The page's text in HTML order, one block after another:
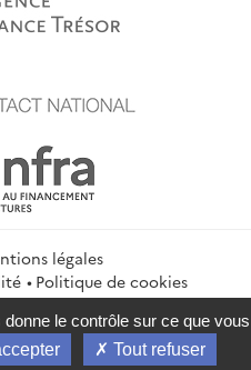
légales
Politique de cookies
Flux RSS
info.gouv.fr
le contrôle sur ce que vous
Tout refuser